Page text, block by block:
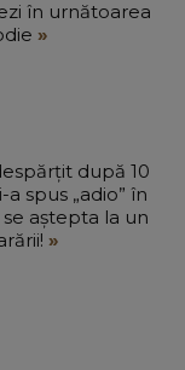
în urnătoarea
spus „adio” în
aștepta la un